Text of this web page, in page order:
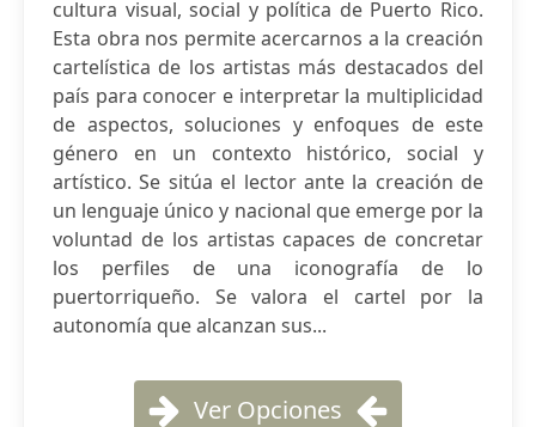
cultura visual, social y política de Puerto Rico.
Esta obra nos permite acercarnos a la creación
cartelística de los artistas más destacados del
país para conocer e interpretar la multiplicidad
de aspectos, soluciones y enfoques de este
género en un contexto histórico, social y
artístico. Se sitúa el lector ante la creación de
un lenguaje único y nacional que emerge por la
voluntad de los artistas capaces de concretar
los perfiles de una iconografía de lo
puertorriqueño. Se valora el cartel por la
autonomía que alcanzan sus...
Ver Opciones